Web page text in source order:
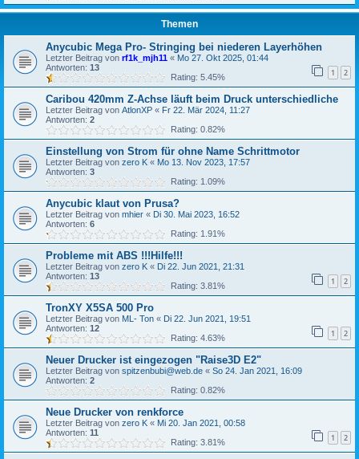
Themen
Anycubic Mega Pro- Stringing bei niederen Layerhöhen
Letzter Beitrag von rf1k_mjh11 « Mo 27. Okt 2025, 01:44
Antworten: 13 1 2
Rating: 5.45%
Caribou 420mm Z-Achse läuft beim Druck unterschiedliche
Letzter Beitrag von AtlonXP « Fr 22. Mär 2024, 11:27
Antworten: 2
Rating: 0.82%
Einstellung von Strom für ohne Name Schrittmotor
Letzter Beitrag von zero K « Mo 13. Nov 2023, 17:57
Antworten: 3
Rating: 1.09%
Anycubic klaut von Prusa?
Letzter Beitrag von mhier « Di 30. Mai 2023, 16:52
Antworten: 6
Rating: 1.91%
Probleme mit ABS !!!Hilfe!!!
Letzter Beitrag von zero K « Di 22. Jun 2021, 21:31
Antworten: 13 1 2
Rating: 3.81%
TronXY X5SA 500 Pro
Letzter Beitrag von ML- Ton « Di 22. Jun 2021, 19:51
Antworten: 12 1 2
Rating: 4.63%
Neuer Drucker ist eingezogen "Raise3D E2"
Letzter Beitrag von spitzenbubi@web.de « So 24. Jan 2021, 16:09
Antworten: 2
Rating: 0.82%
Neue Drucker von renkforce
Letzter Beitrag von zero K « Mi 20. Jan 2021, 00:58
Antworten: 11 1 2
Rating: 3.81%